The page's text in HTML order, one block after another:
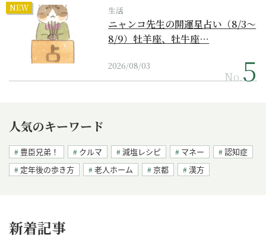
NEW 生活
ニャンコ先生の開運星占い（8/3～
8/9）牡羊座、牡牛座…
2026/08/03
No.
人気のキーワード
豊臣兄弟！ クルマ 減塩レシピ マネー
認知症
定年後の歩き方
老人ホーム 京都 漢方
新着記事